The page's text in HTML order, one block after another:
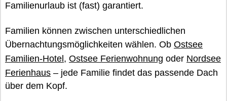
Familienurlaub ist (fast) garantiert.
Familien können zwischen unterschiedlichen
Übernachtungsmöglichkeiten wählen. Ob Ostsee
Familien-Hotel , Ostsee Ferienwohnung oder Nordsee
Ferienhaus – jede Familie findet das passende Dach
über dem Kopf.